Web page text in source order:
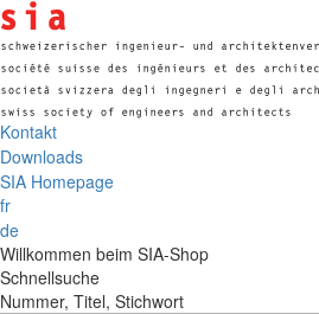
Kontakt
Downloads
SIA Homepage
fr
de
Willkommen beim SIA-Shop
Schnellsuche
Nummer, Titel, Stichwort